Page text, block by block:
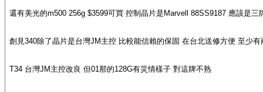
還有美光的m500 256g $3599可買 控制晶片是Marvell 88SS9187 應該是
創見340除了晶片是台灣JM主控 比較能信賴的保固 在台北送修方便 至少有
T34 台灣JM主控改良 但01那的128G有災情樣子 對這牌不熟